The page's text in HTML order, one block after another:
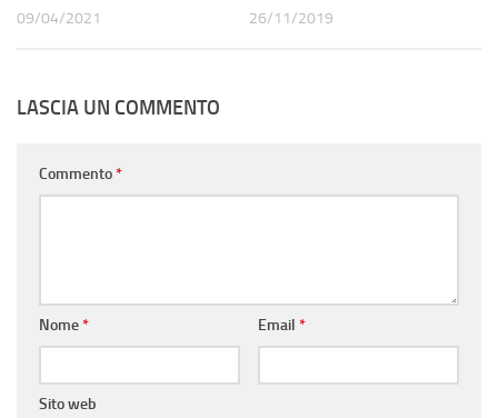
09/04/2021 26/11/2019
LASCIA UN COMMENTO
Commento*
Nome* Email *
Sito web